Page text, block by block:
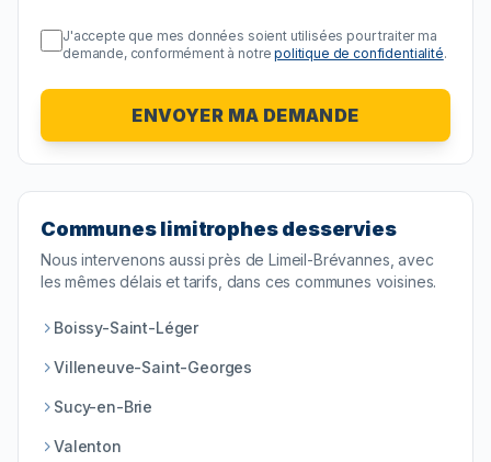
J'accepte que mes données soient utilisées pour traiter ma
demande, conformément à notre politique de confidentialité.
ENVOYER MA DEMANDE
Communes limitrophes desservies
Nous intervenons aussi près deLimeil-Brévannes , avec
les mêmes délais et tarifs, dans ces communes voisines.
Boissy-Saint-Léger
Villeneuve-Saint-Georges
Sucy-en-Brie
Valenton